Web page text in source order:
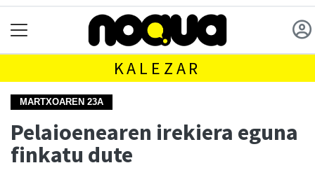
KALEZAR
MARTXOAREN 23A
Pelaioenearen irekiera eguna
finkatu dute